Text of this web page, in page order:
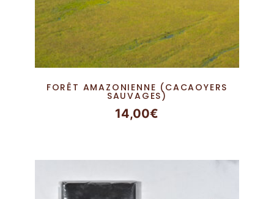
FORÊT AMAZONIENNE (CACAOYERS
SAUVAGES)
14,00€